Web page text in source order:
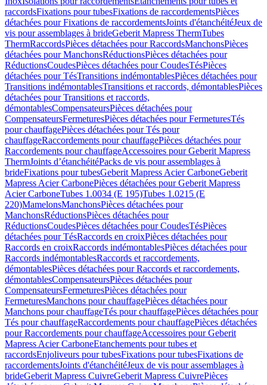
raccordsFixations pour tubesFixations de raccordementsPièces
détachées pour Fixations de raccordementsJoints d'étanchéitéJeux de
vis pour assemblages à brideGeberit Mapress ThermTubes
ThermRaccordsPièces détachées pour RaccordsManchonsPièces
détachées pour ManchonsRéductionsPièces détachées pour
RéductionsCoudesPièces détachées pour CoudesTésPièces
détachées pour TésTransitions indémontablesPièces détachées pour
Transitions indémontablesTransitions et raccords, démontablesPièces
détachées pour Transitions et raccords,
démontablesCompensateursPièces détachées pour
CompensateursFermeturesPièces détachées pour FermeturesTés
pour chauffagePièces détachées pour Tés pour
chauffageRaccordements pour chauffagePièces détachées pour
Raccordements pour chauffageAccessoires pour Geberit Mapress
ThermJoints d’étanchéitéPacks de vis pour assemblages à
brideFixations pour tubesGeberit Mapress Acier CarboneGeberit
Mapress Acier CarbonePièces détachées pour Geberit Mapress
Acier CarboneTubes 1.0034 (E 195)Tubes 1.0215 (E
220)MamelonsManchonsPièces détachées pour
ManchonsRéductionsPièces détachées pour
RéductionsCoudesPièces détachées pour CoudesTésPièces
détachées pour TésRaccords en croixPièces détachées pour
Raccords en croixRaccords indémontablesPièces détachées pour
Raccords indémontablesRaccords et raccordements,
démontablesPièces détachées pour Raccords et raccordements,
démontablesCompensateursPièces détachées pour
CompensateursFermeturesPièces détachées pour
FermeturesManchons pour chauffagePièces détachées pour
Manchons pour chauffageTés pour chauffagePièces détachées pour
Tés pour chauffageRaccordements pour chauffagePièces détachées
pour Raccordements pour chauffageAccessoires pour Geberit
Mapress Acier CarboneEtanchements pour tubes et
raccordsEnjoliveurs pour tubesFixations pour tubesFixations de
raccordementsJoints d'étanchéitéJeux de vis pour assemblages à
brideGeberit Mapress CuivreGeberit Mapress CuivrePièces